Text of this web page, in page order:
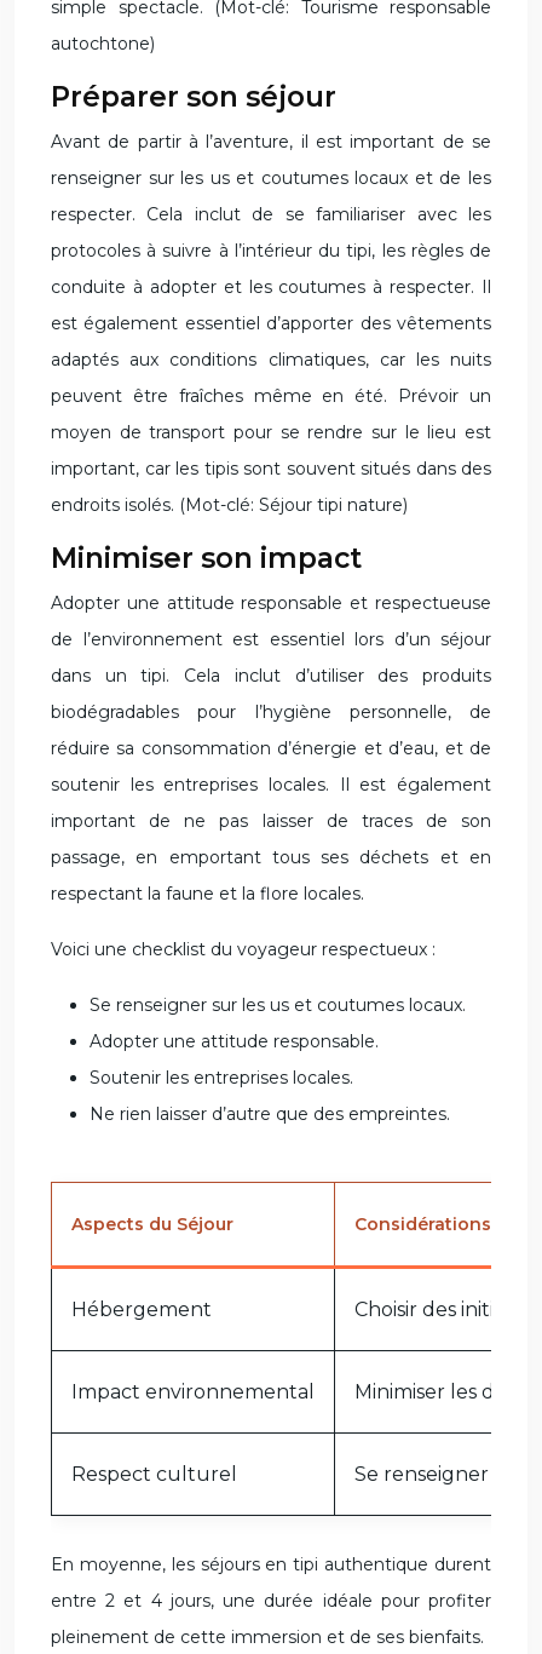
simple spectacle. (Mot-clé: Tourisme responsable
autochtone)
Préparer son séjour
Avant de partir à l’aventure, il est important de se
renseigner sur les us et coutumes locaux et de les
respecter. Cela inclut de se familiariser avec les
protocoles à suivre à l’intérieur du tipi, les règles de
conduite à adopter et les coutumes à respecter. Il
est également essentiel d’apporter des vêtements
adaptés aux conditions climatiques, car les nuits
peuvent être fraîches même en été. Prévoir un
moyen de transport pour se rendre sur le lieu est
important, car les tipis sont souvent situés dans des
endroits isolés. (Mot-clé: Séjour tipi nature)
Minimiser son impact
Adopter une attitude responsable et respectueuse
de l’environnement est essentiel lors d’un séjour
dans un tipi. Cela inclut d’utiliser des produits
biodégradables pour l’hygiène personnelle, de
réduire sa consommation d’énergie et d’eau, et de
soutenir les entreprises locales. Il est également
important de ne pas laisser de traces de son
passage, en emportant tous ses déchets et en
respectant la faune et la flore locales.
Voici une checklist du voyageur respectueux :
Se renseigner sur les us et coutumes locaux.
Adopter une attitude responsable.
Soutenir les entreprises locales.
Ne rien laisser d’autre que des empreintes.
Aspects du Séjour Considérations
Hébergement Choisir des
Impact environnemental Minimiser les
Respect culturel Se renseigner et
En moyenne, les séjours en tipi authentique durent
entre 2 et 4 jours, une durée idéale pour profiter
pleinement de cette immersion et de ses bienfaits.